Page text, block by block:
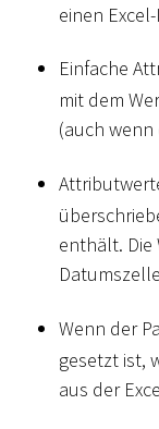
einen
Einfache
mit dem
(auch
enthält. Die
Wenn der
gesetzt ist,
aus der